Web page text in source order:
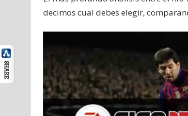
decimos cual debes elegir,